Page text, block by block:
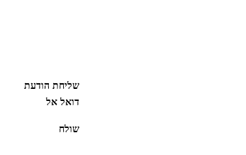
שליחת הודעת
דואל אל
שולח